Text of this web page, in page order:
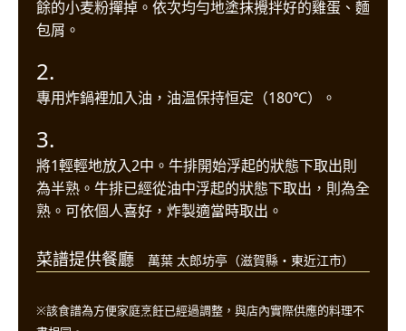
餘的小麦粉撣掉。依次均勻地塗抹攪拌好的雞蛋、麵
包屑。
2.
專用炸鍋裡加入油，油温保持恒定（180℃）。
3.
將1輕輕地放入2中。牛排開始浮起的狀態下取出則
為半熟。牛排已經從油中浮起的狀態下取出，則為全
熟。可依個人喜好，炸製適當時取出。
菜譜提供餐廳 萬葉 太郎坊亭（滋賀縣・東近江市）
※該食譜為方便家庭烹飪已經過調整，與店內實際供應的料理不